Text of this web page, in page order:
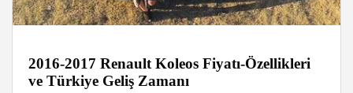
2016-2017 Renault Koleos Fiyatı-Özellikleri
ve Türkiye Geliş Zamanı